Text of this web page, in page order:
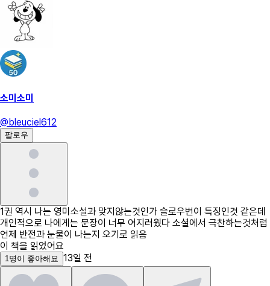
소미소미
@bleuciel612
팔로우
1권 역시 나는 영미소설과 맞지않는것인가 슬로우번이 특징인것 같은데
개인적으로 나에게는 문장이 너무 어지러웠다 소셜에서 극찬하는것처럼
언제 반전과 눈물이 나는지 오기로 읽음
이 책을 읽었어요
1 명 이 좋아해요 13일 전